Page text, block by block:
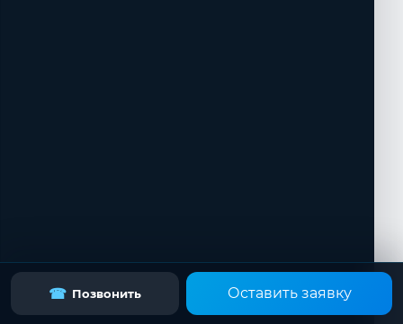
☎ Позвонить Оставить заявку